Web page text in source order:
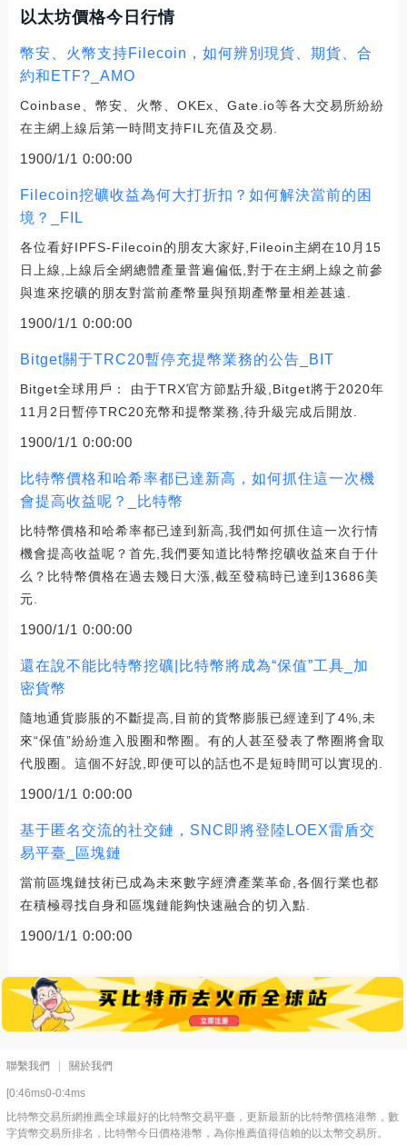
以太坊價格今日行情
幣安、火幣支持Filecoin，如何辨別現貨、期貨、合
約和ETF?_AMO
Coinbase、幣安、火幣、OKEx、Gate.io等各大交易所紛紛
在主網上線后第一時間支持FIL充值及交易.
1900/1/1 0:00:00
Filecoin挖礦收益為何大打折扣？如何解決當前的困
境？_FIL
各位看好IPFS-Filecoin的朋友大家好,Fileoin主網在10月15
日上線,上線后全網總體產量普遍偏低,對于在主網上線之前參
與進來挖礦的朋友對當前產幣量與預期產幣量相差甚遠.
1900/1/1 0:00:00
Bitget關于TRC20暫停充提幣業務的公告_BIT
Bitget全球用戶： 由于TRX官方節點升級,Bitget將于2020年
11月2日暫停TRC20充幣和提幣業務,待升級完成后開放.
1900/1/1 0:00:00
比特幣價格和哈希率都已達新高，如何抓住這一次機
會提高收益呢？_比特幣
比特幣價格和哈希率都已達到新高,我們如何抓住這一次行情
機會提高收益呢？首先,我們要知道比特幣挖礦收益來自于什
么？比特幣價格在過去幾日大漲,截至發稿時已達到13686美
元.
1900/1/1 0:00:00
還在說不能比特幣挖礦|比特幣將成為“保值”工具_加
密貨幣
隨地通貨膨脹的不斷提高,目前的貨幣膨脹已經達到了4%,未
來“保值”紛紛進入股圈和幣圈。有的人甚至發表了幣圈將會取
代股圈。這個不好說,即便可以的話也不是短時間可以實現的.
1900/1/1 0:00:00
基于匿名交流的社交鏈，SNC即將登陸LOEX雷盾交
易平臺_區塊鏈
當前區塊鏈技術已成為未來數字經濟產業革命,各個行業也都
在積極尋找自身和區塊鏈能夠快速融合的切入點.
1900/1/1 0:00:00
聯繫我們 關於我們
[0:46ms0-0:4ms
比特幣交易所網推薦全球最好的比特幣交易平臺，更新最新的比特幣價格港幣，數
字貨幣交易所排名，比特幣今日價格港幣，為你推薦值得信賴的以太幣交易所。